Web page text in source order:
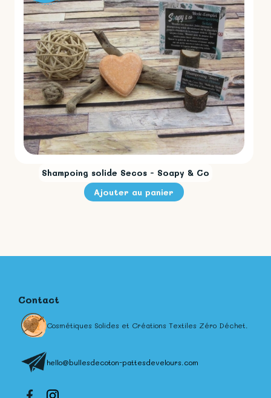
Shampoing solide Secos - Soapy & Co
Contact
Cosmétiques Solides et Créations Textiles Zéro Déchet.
hello@bullesdecoton-pattesdevelours.com